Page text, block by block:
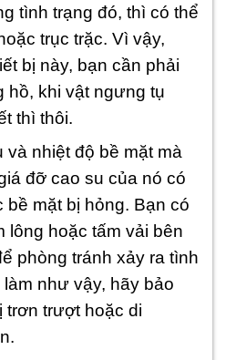
tình trạng đó, thì có thể
trục trặc. Vì vậy,
bị này, bạn cần phải
hồ, khi vật ngưng tụ
thì thôi.
và nhiệt độ bề mặt mà
đỡ cao su của nó có
bề mặt bị hỏng. Bạn có
lông hoặc tấm vải bên
phòng tránh xảy ra tình
như vậy, hãy bảo
trơn trượt hoặc di